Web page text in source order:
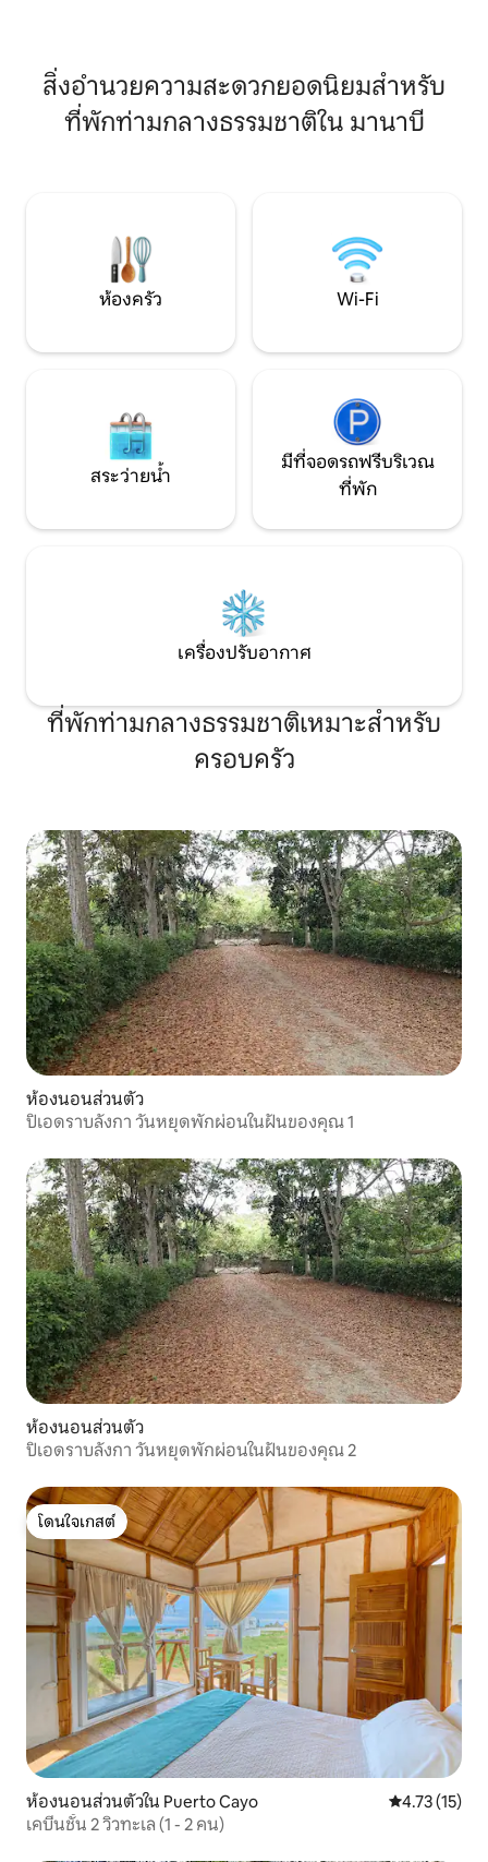
สิ่งอำนวยความสะดวกยอดนิยมสำหรับ
ที่พักท่ามกลางธรรมชาติใน มานาบี
ห้องครัว Wi-Fi
สระว่ายน้ำ
มีที่จอดรถฟรีบริเวณ
ที่พัก
เครื่องปรับอากาศ
ที่พักท่ามกลางธรรมชาติเหมาะสำหรับ
ครอบครัว
ห้องนอนส่วนตัว
ปิเอดราบลังกา วันหยุดพักผ่อนในฝันของคุณ 1
ห้องนอนส่วนตัว
ปิเอดราบลังกา วันหยุดพักผ่อนในฝันของคุณ 2
โดนใจเกสต์
โดนใจเกสต์
ห้องนอนส่วนตัวใน Puerto Cayo คะแนนเฉลี่ย
4.73 (15)
เคบีนชั้น 2 วิวทะเล (1 - 2 คน)